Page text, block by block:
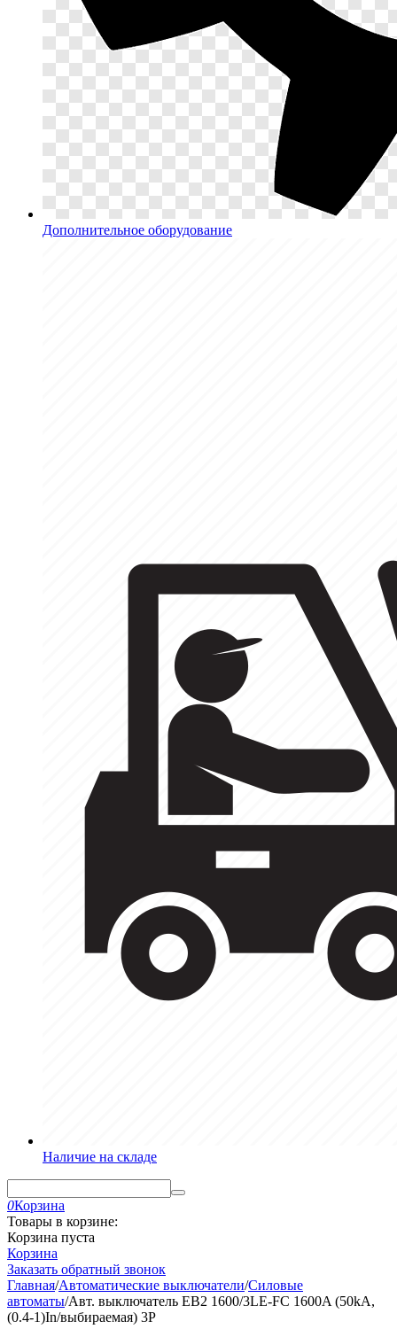
Дополнительное оборудование
Наличие на складе
0Корзина
Товары в корзине:
Корзина пуста
Корзина
Заказать обратный звонок
Главная/Автоматические выключатели/Силовые
автоматы/Авт. выключатель EB2 1600/3LE-FC 1600A (50kA,
(0.4-1)In/выбираемая) 3P